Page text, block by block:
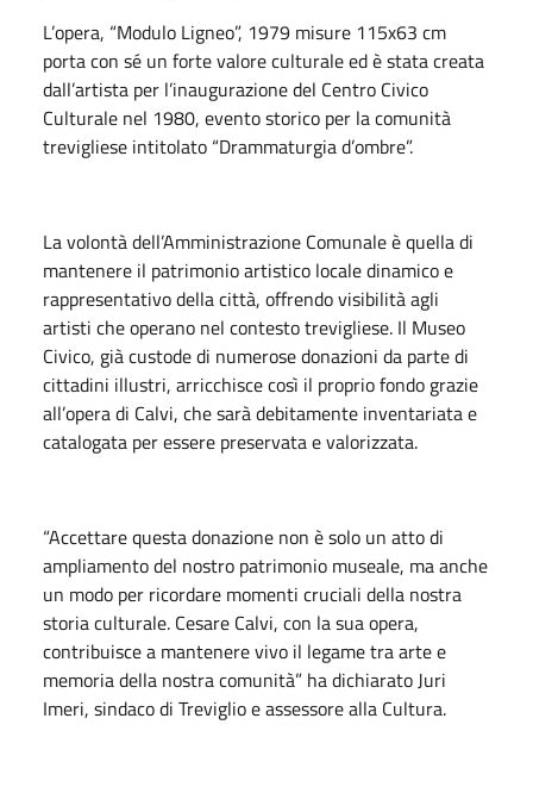
L’opera, “Modulo Ligneo”, 1979 misure 115x63 cm
porta con sé un forte valore culturale ed è stata creata
dall’artista per l’inaugurazione del Centro Civico
Culturale nel 1980, evento storico per la comunità
trevigliese intitolato “Drammaturgia d’ombre”.
La volontà dell’Amministrazione Comunale è quella di
mantenere il patrimonio artistico locale dinamico e
rappresentativo della città, offrendo visibilità agli
artisti che operano nel contesto trevigliese. Il Museo
Civico, già custode di numerose donazioni da parte di
cittadini illustri, arricchisce così il proprio fondo grazie
all’opera di Calvi, che sarà debitamente inventariata e
catalogata per essere preservata e valorizzata.
“Accettare questa donazione non è solo un atto di
ampliamento del nostro patrimonio museale, ma anche
un modo per ricordare momenti cruciali della nostra
storia culturale. Cesare Calvi, con la sua opera,
contribuisce a mantenere vivo il legame tra arte e
memoria della nostra comunità” ha dichiarato Juri
Imeri, sindaco di Treviglio e assessore alla Cultura.